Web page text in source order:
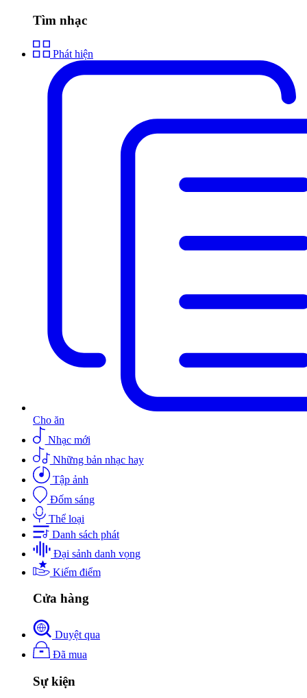
Tìm nhạc
Phát hiện
Cho ăn
Nhạc mới
Những bản nhạc hay
Tập ảnh
Đốm sáng
Thể loại
Danh sách phát
Đại sảnh danh vọng
Kiếm điểm
Cửa hàng
Duyệt qua
Đã mua
Sự kiện